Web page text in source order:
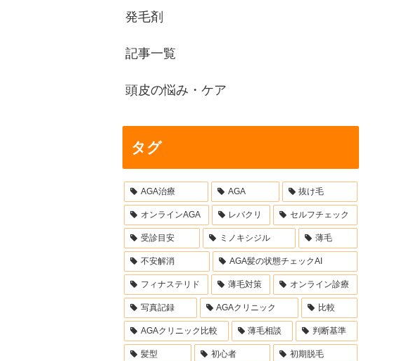
発毛剤
記事一覧
頭皮の悩み・ケア
タグ
AGA治療 AGA 抜け毛
オンラインAGA レバクリ セルフチェック
受診目安 ミノキシジル 薄毛
不安解消 AGA髪の状態チェックAI
フィナステリド 薄毛対策 オンライン診療
写真記録 AGAクリニック 比較
AGAクリニック比較 薄毛相談 判断基準
髪型 初心者 初期脱毛